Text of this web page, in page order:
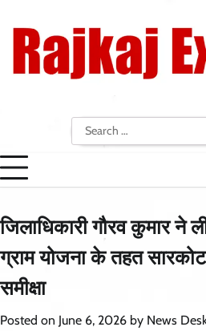
content
Search
for:
जिलाधिकारी गौरव कुमार ने
ग्राम योजना के तहत सारकोट
समीक्षा
Posted on June 6, 2026 by News